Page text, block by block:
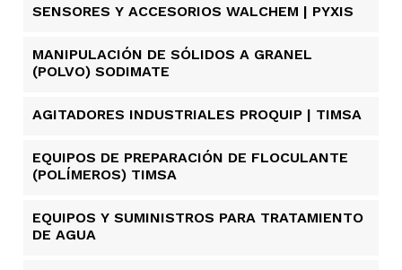
SENSORES Y ACCESORIOS WALCHEM | PYXIS
MANIPULACIÓN DE SÓLIDOS A GRANEL
(POLVO) SODIMATE
AGITADORES INDUSTRIALES PROQUIP | TIMSA
EQUIPOS DE PREPARACIÓN DE FLOCULANTE
(POLÍMEROS) TIMSA
EQUIPOS Y SUMINISTROS PARA TRATAMIENTO
DE AGUA